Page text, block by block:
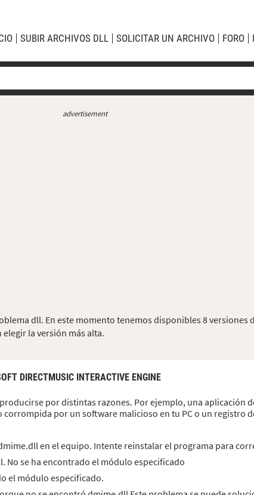
SUBIR ARCHIVOS DLL SOLICITAR UN ARCHIVO FORO
advertisement
dll. En este momento tenemos disponibles 8 versiones
elegir la versión más alta.
DIRECTMUSIC INTERACTIVE ENGINE
por distintas razones. Por ejemplo, una aplicación
por un software malicioso en tu PC o un registro
en el equipo. Intente reinstalar el programa para
No se ha encontrado el módulo especificado
el módulo especificado.